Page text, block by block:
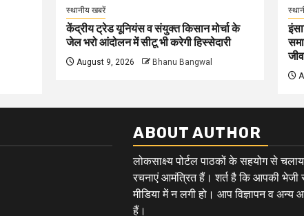
स्थानीय खबरें
केंद्रीय ट्रेड यूनियंस व संयुक्त किसान मोर्चा के
जेल भरो आंदोलन में सीटू भी करेगी हिस्सेदारी
August 9, 2026 Bhanu Bangwal
ABOUT AUTHOR
लोकसाक्ष्य पोर्टल पाठकों के सहयोग से
रचनाएं आमंत्रित हैं। शर्त है कि आपकी भेजी
मीडिया में न लगी हो। आप विज्ञापन व
हैं।